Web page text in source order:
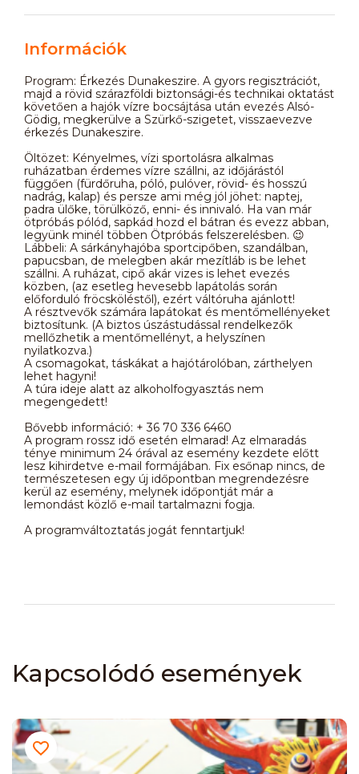
Információk
Program: Érkezés Dunakeszire. A gyors regisztrációt,
majd a rövid szárazföldi biztonsági-és technikai oktatást
követően a hajók vízre bocsájtása után evezés Alsó-
Gödig, megkerülve a Szürkő-szigetet, visszaevezve
érkezés Dunakeszire.
Öltözet: Kényelmes, vízi sportolásra alkalmas
ruházatban érdemes vízre szállni, az időjárástól
függően (fürdőruha, póló, pulóver, rövid- és hosszú
nadrág, kalap) és persze ami még jól jöhet: naptej,
padra ülőke, törülköző, enni- és innivaló. Ha van már
ötpróbás pólód, sapkád hozd el bátran és evezz abban,
legyünk minél többen Ötpróbás felszerelésben. 😉
Lábbeli: A sárkányhajóba sportcipőben, szandálban,
papucsban, de melegben akár mezítláb is be lehet
szállni. A ruházat, cipő akár vizes is lehet evezés
közben, (az esetleg hevesebb lapátolás során
előforduló fröcsköléstől), ezért váltóruha ajánlott!
A résztvevők számára lapátokat és mentőmellényeket
biztosítunk. (A biztos úszástudással rendelkezők
mellőzhetik a mentőmellényt, a helyszínen
nyilatkozva.)
A csomagokat, táskákat a hajótárolóban, zárthelyen
lehet hagyni!
A túra ideje alatt az alkoholfogyasztás nem
megengedett!
Bővebb információ: + 36 70 336 6460
A program rossz idő esetén elmarad! Az elmaradás
ténye minimum 24 órával az esemény kezdete előtt
lesz kihirdetve e-mail formájában. Fix esőnap nincs, de
természetesen egy új időpontban megrendezésre
kerül az esemény, melynek időpontját már a
lemondást közlő e-mail tartalmazni fogja.
A programváltoztatás jogát fenntartjuk!
Kapcsolódó események